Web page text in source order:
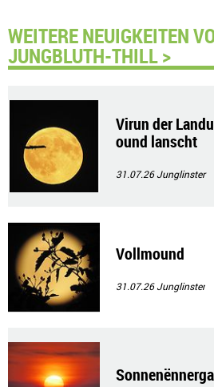
WEITERE NEUIGKEITEN
JUNGBLUTH-THILL >
Virun der
ound lanscht
31.07.26Junglinster
Vollmound
31.07.26Junglinster